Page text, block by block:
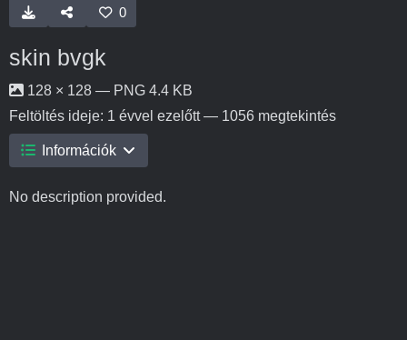
0
skin bvgk
128 × 128 — PNG 4.4 KB
Feltöltés ideje: 1 évvel ezelőtt— 1056 megtekintés
Információk
No description provided.